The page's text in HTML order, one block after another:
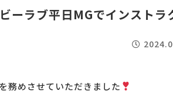
ーラブ平日MGでインスト
務めさせていただきました